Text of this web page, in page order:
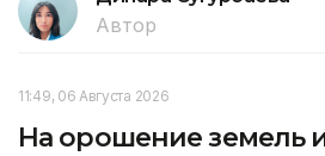
Автор
11:49, 06 Августа 2026
На орошение земель